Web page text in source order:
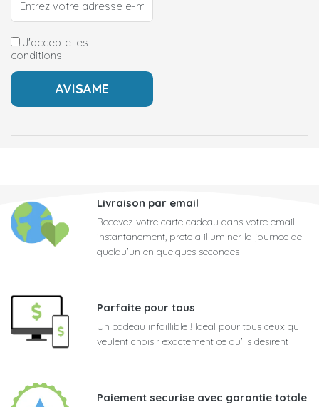
J'accepte les
conditions
Livraison par email
Recevez votre carte cadeau dans votre email
instantanement, prete a illuminer la journee de
quelqu'un en quelques secondes
Parfaite pour tous
Un cadeau infaillible ! Ideal pour tous ceux qui
veulent choisir exactement ce qu'ils desirent
Paiement securise avec garantie totale